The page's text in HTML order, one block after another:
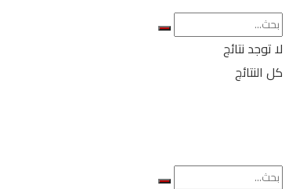
لا توجد نتائج
كل النتائج